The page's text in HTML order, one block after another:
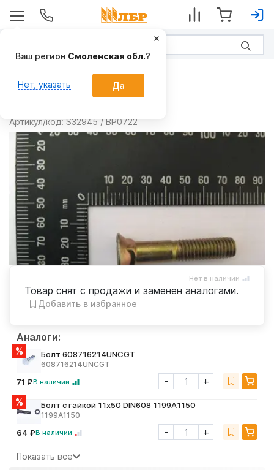
Болт S32945
Артикул/код: S32945 / BP0722
Аналоги:
Болт 608716214UNCGT
608716214UNCGT
71 ₽В наличии - +
Болт с гайкой 11x50 DIN608 1199A1150
1199A1150
64 ₽В наличии - +
Показать все
Нет в наличии
Товар снят с продажи и заменен аналогами.
Добавить в избранное
Ваш регион Смоленская обл.?
Нет, указать Да